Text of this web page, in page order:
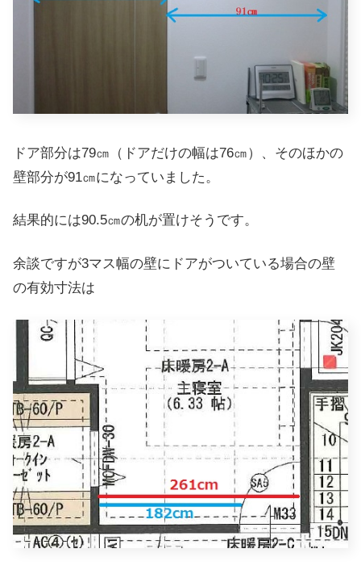
ドア部分は79㎝（ドアだけの幅は76㎝）、そのほかの
壁部分が91㎝になっていました。
結果的には90.5㎝の机が置けそうです。
余談ですが3マス幅の壁にドアがついている場合の壁
の有効寸法は